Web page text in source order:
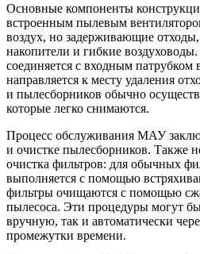
Основные компоненты
встроенным пылевым
воздух, но задерживающие
накопители и гибкие
соединяется с входным патрубком
направляется к месту удаления
и пылесборников обычно
которые легко снимаются.
Процесс обслуживания МАУ
и очистке пылесборников. Также
очистка фильтров: для обычных
выполняется с помощью
фильтры очищаются с помощью
пылесоса. Эти процедуры могут
вручную, так и автоматически
промежутки времени.